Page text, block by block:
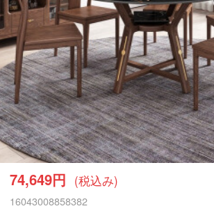
74,649円 (税込み)
16043008858382